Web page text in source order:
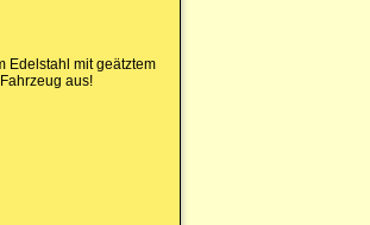
Edelstahl mit geätztem
aus!